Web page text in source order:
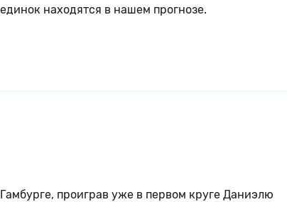
находятся в нашем прогнозе.
проиграв уже в первом круге Даниэлю